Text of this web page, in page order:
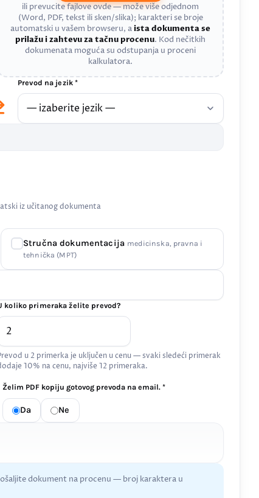
ili prevucite fajlove ovde — može više odjednom
(Word, PDF, tekst ili sken/slika); karakteri se broje
automatski u vašem browseru, aista dokumenta se
prilažu i zahtevu za tačnu procenu. Kod nečitkih
dokumenata moguća su odstupanja u proceni
kalkulatora.
Prevod na jezik *
iz učitanog dokumenta
Stručna dokumentacija medicinska, pravna i
tehnička (MPT)
koliko primeraka želite prevod?
u 2 primerka je uključen u cenu — svaki sledeći primerak
10% na cenu, najviše 12 primeraka.
Želim PDF kopiju gotovog prevoda na email. *
Da Ne
dokument na procenu — broj karaktera u